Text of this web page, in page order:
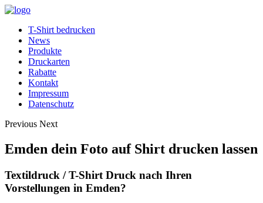
T-Shirt bedrucken
News
Produkte
Druckarten
Rabatte
Kontakt
Impressum
Datenschutz
Previous Next
Emden dein Foto auf Shirt drucken lassen
Textildruck / T-Shirt Druck nach Ihren
Vorstellungen in Emden?